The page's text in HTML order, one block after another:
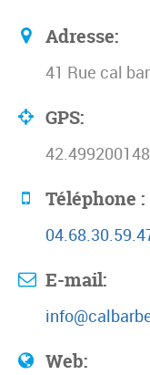
Adresse:
41 Rue cal
GPS:
Téléphone :
E-mail:
Web: